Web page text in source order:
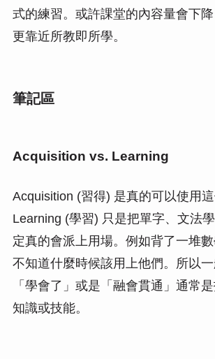
式的練習。或許課堂的內容量會下
更靠近所教即所學。
筆記區
Acquisition vs. Learning
Acquisition (習得) 是真的可以使用這
Learning (學習) 只是把單字、文法
定真的會派上用場。例如背了一堆
不知道什麼時候該用上他們。所以
「學會了」或是「融會貫通」通常
知識或技能。